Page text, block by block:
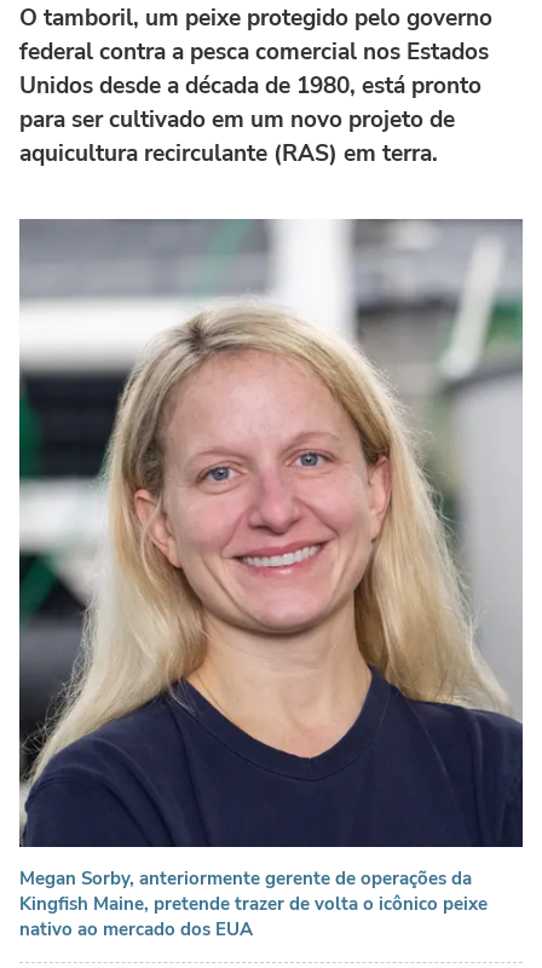
O tamboril, um peixe protegido pelo governo
federal contra a pesca comercial nos Estados
Unidos desde a década de 1980, está pronto
para ser cultivado em um novo projeto de
aquicultura recirculante (RAS) em terra.
Megan Sorby, anteriormente gerente de operações da
Kingfish Maine, pretende trazer de volta o icônico peixe
nativo ao mercado dos EUA